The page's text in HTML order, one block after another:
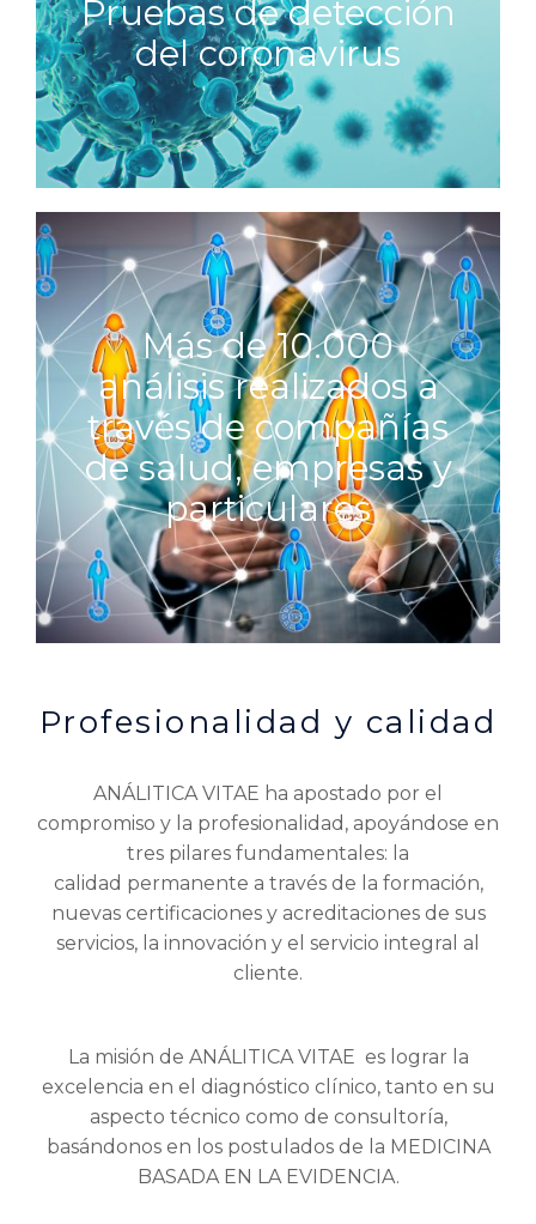
Pruebas de detección
del coronavirus
Más de 10.000
análisis realizados a
través de compañías
de salud, empresas y
particulares
Profesionalidad y calidad
ANÁLITICA VITAE ha apostado por el
compromiso y la profesionalidad, apoyándose en
tres pilares fundamentales: la
calidad permanente a través de la formación,
nuevas certificaciones y acreditaciones de sus
servicios, la innovación y el servicio integral al
cliente.
La misión de ANÁLITICA VITAE es lograr la
excelencia en el diagnóstico clínico, tanto en su
aspecto técnico como de consultoría,
basándonos en los postulados de la MEDICINA
BASADA EN LA EVIDENCIA.